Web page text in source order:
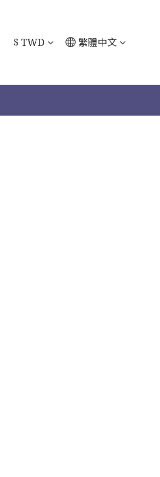
$ TWD 繁體中文